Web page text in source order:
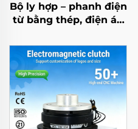
Bộ ly hợp – phanh điện
từ bằng thép, điện áp
Tianji, sản xuất theo
đơn hàng OEM cho
máy in và máy
photocopy